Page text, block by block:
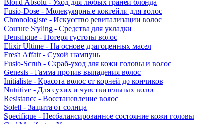
Blond Absolu - Уход для любых граней блонда
Fusio-Dose - Молекулярные коктейли для волос
Chronologiste - Искусство ревитализации волос
Couture Styling - Средства для укладки
Densifique - Потеря густоты волос
Elixir Ultime - На основе драгоценных масел
Fresh Affair - Сухой шампунь
Fusio-Scrub - Скраб-уход для кожи головы и волос
Genesis - Гамма против выпадения волос
Initialiste - Красота волос от корней до кончиков
Nutritive - Для сухих и чувствительных волос
Resistance - Восстановление волос
Soleil - Защита от солнца
Specifique - Несбалансированное состояние кожи головы